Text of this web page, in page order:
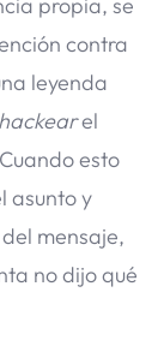
propia, se
contra
leyenda
hackearel
esto
asunto y
mensaje,
no dijo qué